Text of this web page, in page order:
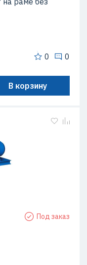
0 0
В корзину
Под заказ